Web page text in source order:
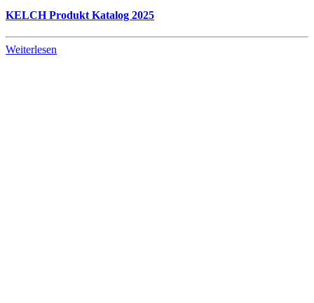
KELCH Produkt Katalog 2025
Weiterlesen